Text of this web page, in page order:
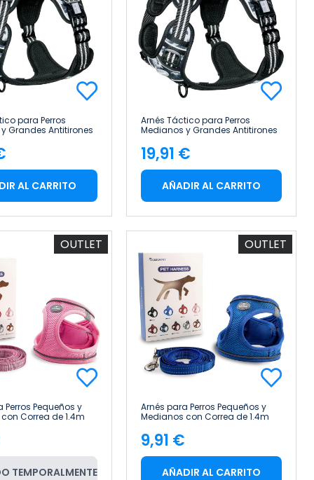
para Perros
Grandes Antitirones
AL CARRITO
Arnés Táctico para Perros
Medianos y Grandes Antitirones
XL Glückpet
Precio
19,91 €
AÑADIR AL CARRITO
OUTLET
Perros Pequeños y
Correa de 1.4m
TEMPORALMENTE
OUTLET
Arnés para Perros Pequeños y
Medianos con Correa de 1.4m
Glückpet
Precio
9,91 €
AÑADIR AL CARRITO